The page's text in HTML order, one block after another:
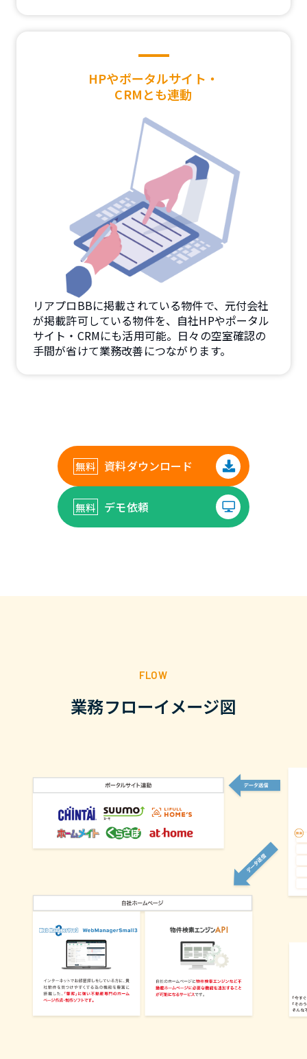
HPやポータルサイト・
CRMとも連動
リアプロBBに掲載されている物件で、元付会社
が掲載許可している物件を、自社HPやポータル
サイト・CRMにも活用可能。日々の空室確認の
手間が省けて業務改善につながります。
資料ダウンロード
デモ依頼
FLOW
業務フローイメージ図